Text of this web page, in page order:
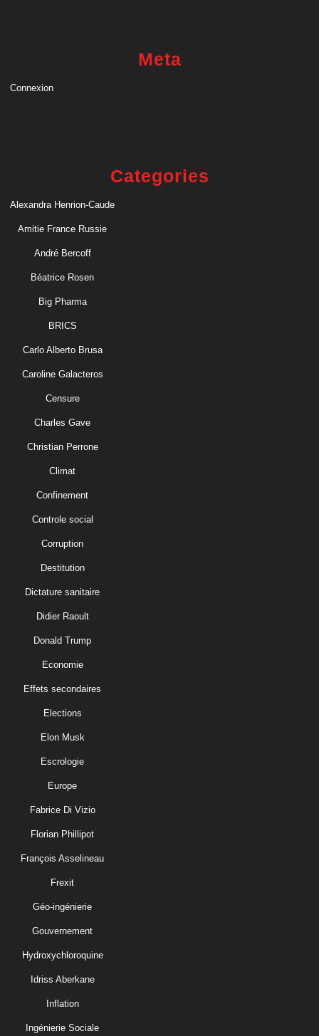
Meta
Connexion
Categories
Alexandra Henrion-Caude
Amitie France Russie
André Bercoff
Béatrice Rosen
Big Pharma
BRICS
Carlo Alberto Brusa
Caroline Galacteros
Censure
Charles Gave
Christian Perrone
Climat
Confinement
Controle social
Corruption
Destitution
Dictature sanitaire
Didier Raoult
Donald Trump
Economie
Effets secondaires
Elections
Elon Musk
Escrologie
Europe
Fabrice Di Vizio
Florian Phillipot
François Asselineau
Frexit
Géo-ingénierie
Gouvernement
Hydroxychloroquine
Idriss Aberkane
Inflation
Ingénierie Sociale